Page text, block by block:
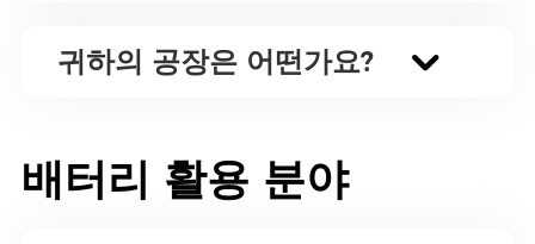
귀하의 공장은 어떤가요?
배터리 활용 분야